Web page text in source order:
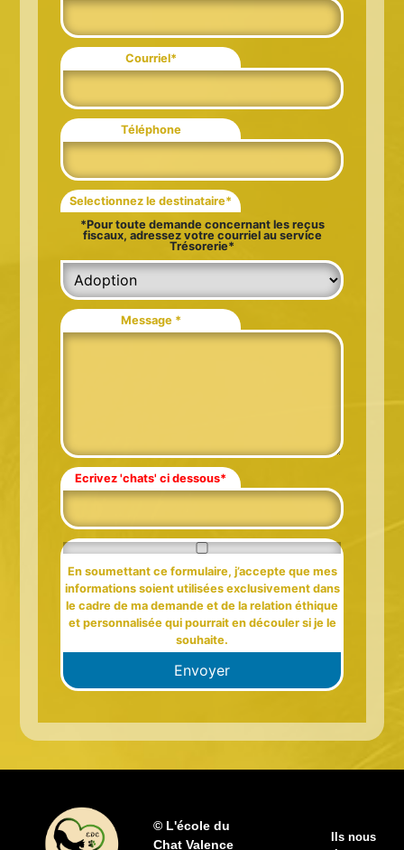
Courriel*
Téléphone
Selectionnez le destinataire*
*Pour toute demande concernant les reçus
fiscaux, adressez votre courriel au service
Trésorerie*
Message *
Ecrivez 'chats' ci dessous*
En soumettant ce formulaire, j’accepte que mes
informations soient utilisées exclusivement dans
le cadre de ma demande et de la relation éthique
et personnalisée qui pourrait en découler si je le
souhaite.
Envoyer
© L'école du
Chat Valence
Ils nous